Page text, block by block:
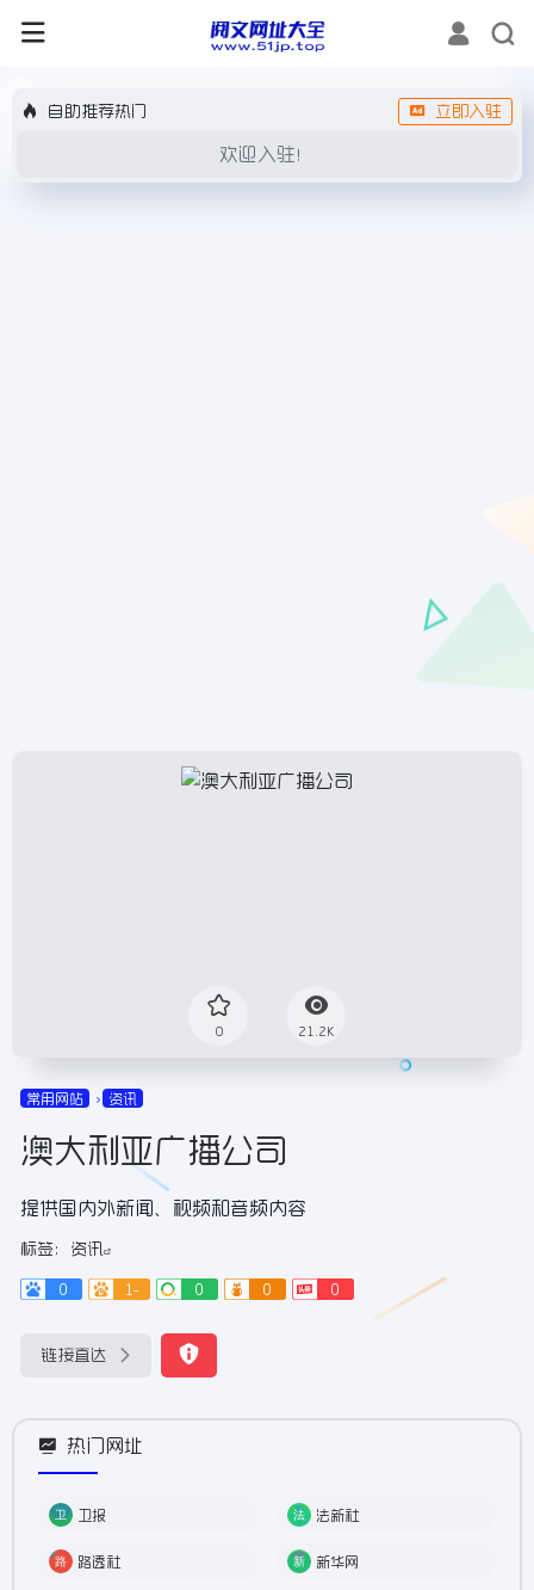
自助推荐热门 立即入驻
欢迎入驻！
0 21.2K
常用网站 资讯
澳大利亚广播公司
提供国内外新闻、视频和音频内容
标签： 资讯
0 1- 0 0 0
链接直达
热门网址
卫报 法新社
路透社 新华网